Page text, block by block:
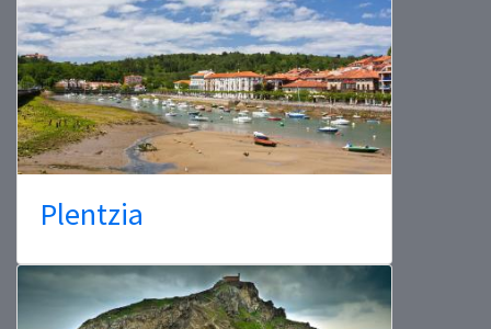
Plentzia